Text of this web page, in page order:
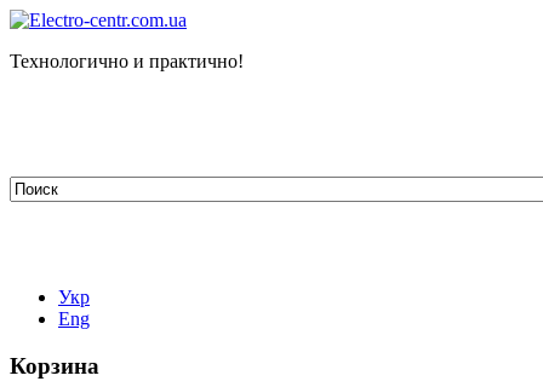
Технологично и практично!
Укр
Eng
Корзина